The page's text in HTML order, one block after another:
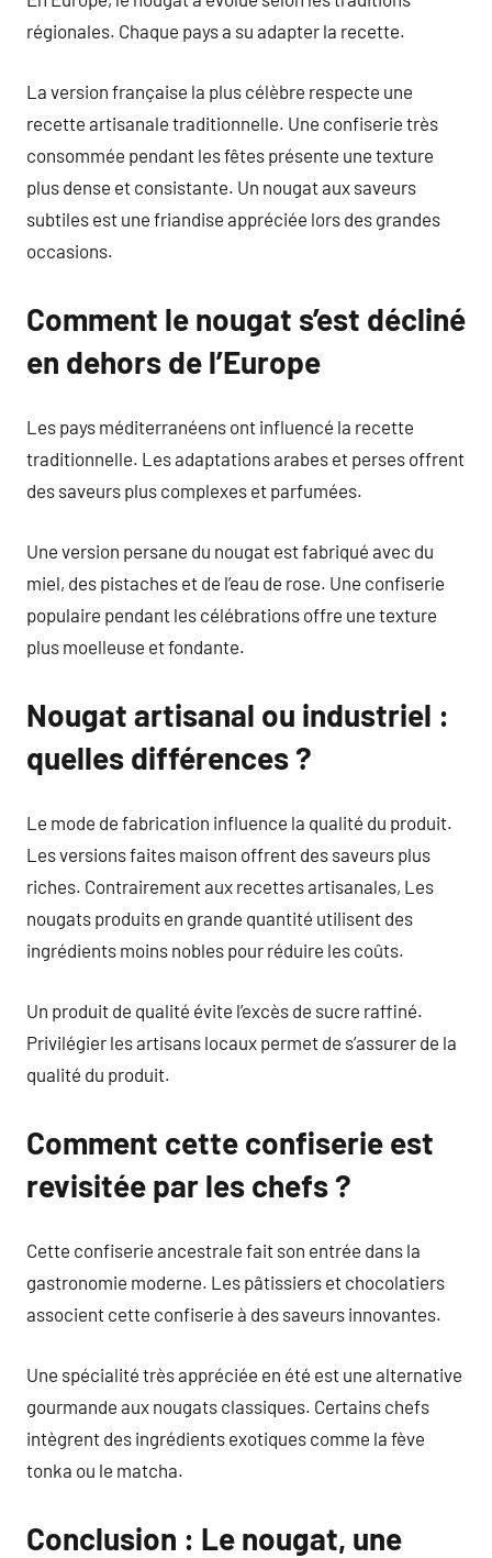
régionales. Chaque pays a su adapter la recette.
La version française la plus célèbre respecte une
recette artisanale traditionnelle. Une confiserie très
consommée pendant les fêtes présente une texture
plus dense et consistante. Un nougat aux saveurs
subtiles est une friandise appréciée lors des grandes
occasions.
Comment le nougat s’est décliné
en dehors de l’Europe
Les pays méditerranéens ont influencé la recette
traditionnelle. Les adaptations arabes et perses offrent
des saveurs plus complexes et parfumées.
Une version persane du nougat est fabriqué avec du
miel, des pistaches et de l’eau de rose. Une confiserie
populaire pendant les célébrations offre une texture
plus moelleuse et fondante.
Nougat artisanal ou industriel :
quelles différences ?
Le mode de fabrication influence la qualité du produit.
Les versions faites maison offrent des saveurs plus
riches. Contrairement aux recettes artisanales, Les
nougats produits en grande quantité utilisent des
ingrédients moins nobles pour réduire les coûts.
Un produit de qualité évite l’excès de sucre raffiné.
Privilégier les artisans locaux permet de s’assurer de la
qualité du produit.
Comment cette confiserie est
revisitée par les chefs ?
Cette confiserie ancestrale fait son entrée dans la
gastronomie moderne. Les pâtissiers et chocolatiers
associent cette confiserie à des saveurs innovantes.
Une spécialité très appréciée en été est une alternative
gourmande aux nougats classiques. Certains chefs
intègrent des ingrédients exotiques comme la fève
tonka ou le matcha.
Conclusion : Le nougat, une